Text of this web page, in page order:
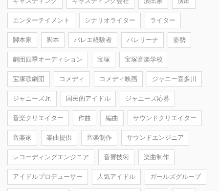
エンターテイメント シナリオライター ライター
脚本家 脚本 バレエ経験者 バレリーナ 姿勢
劇団四季オーディション 宝塚 宝塚音楽学校
宝塚歌劇団 コメディ コメディ映画 ジャニー喜多川
ジャニーズJr. 国民的アイドル ジャニーズ応募
音楽クリエイター 作曲 編曲 サウンドクリエイター
音楽家 楽曲提供 音楽制作 サウンドエンジニア
レコーディングエンジニア 音響技術 楽曲制作
アイドルプロデューサー 人気アイドル ガールズグループ